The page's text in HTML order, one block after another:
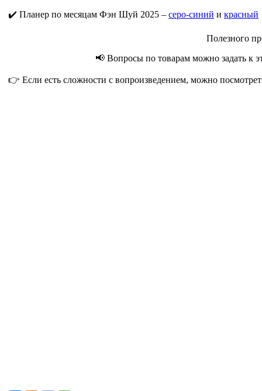
✔️ Планер по месяцам Фэн Шуй 2025 – серо-синий и красный
Полезного
📢 Вопросы по товарам можно задать к
👉 Если есть сложности с вопроизведением, можно